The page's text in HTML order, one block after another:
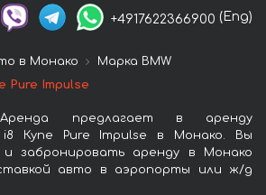
+4917622366900 (Eng)
в Монако
Марка BMW
Pure Impulse
Аренда предлагает в аренду
Купе Pure Impulse в Монако. Вы
забронировать аренду в Монако
авто в аэропорты или ж/д